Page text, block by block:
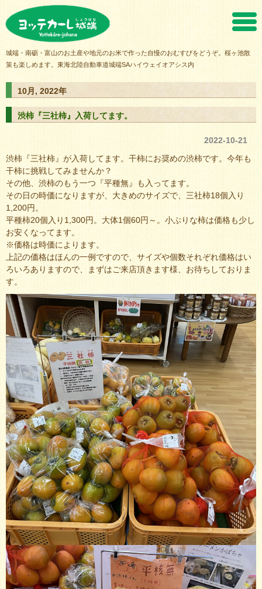
城端・南砺・富山のお土産や地元のお米で作った自慢のおむすびをどうぞ。桜ヶ池散
策も楽しめます。東海北陸自動車道城端SAハイウェイオアシス内
10月, 2022年
渋柿『三社柿』入荷してます。
2022-10-21
渋柿『三社柿』が入荷してます。干柿にお奨めの渋柿です。今年も
干柿に挑戦してみませんか？
その他、渋柿のもう一つ『平種無』も入ってます。
その日の時価になりますが、大きめのサイズで、三社柿18個入り
1,200円。
平種柿20個入り1,300円。大体1個60円～。小ぶりな柿は価格も少し
お安くなってます。
※価格は時価によります。
上記の価格はほんの一例ですので、サイズや個数それぞれ価格はい
ろいろありますので、まずはご来店頂きます様、お待ちしておりま
す。